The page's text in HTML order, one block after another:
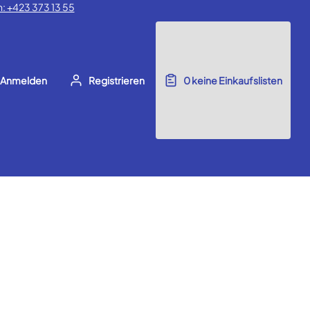
+423 373 13 55
Anmelden Registrieren 0keine Einkaufslisten